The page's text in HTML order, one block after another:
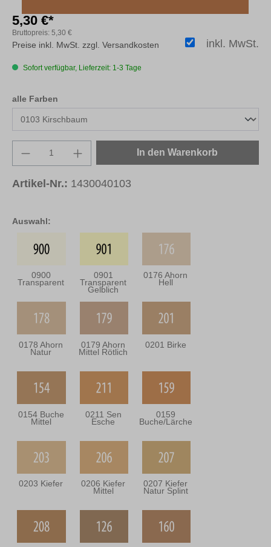
Auswahl:
0900
Transparent
0901
Transparent
Gelblich
0176 Ahorn
Hell
0178 Ahorn
Natur
0179 Ahorn
Mittel Rötlich
0201 Birke
0154 Buche
Mittel
0211 Sen
Esche
0159
Buche/Lärche
0203 Kiefer 0206 Kiefer
Mittel
0207 Kiefer
Natur Splint
5,30 €*
Bruttopreis: 5,30 €
inkl. MwSt.
Preise inkl. MwSt. zzgl. Versandkosten
Sofort verfügbar, Lieferzeit: 1-3 Tage
alle Farben
Produkt Anzahl: Gib den gewünschten
In den Warenkorb
Artikel-Nr.: 1430040103